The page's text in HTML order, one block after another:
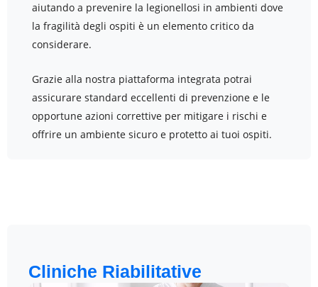
aiutando a prevenire la legionellosi in ambienti dove
la fragilità degli ospiti è un elemento critico da
considerare.
Grazie alla nostra piattaforma integrata potrai
assicurare standard eccellenti di prevenzione e le
opportune azioni correttive per mitigare i rischi e
offrire un ambiente sicuro e protetto ai tuoi ospiti.
Cliniche Riabilitative